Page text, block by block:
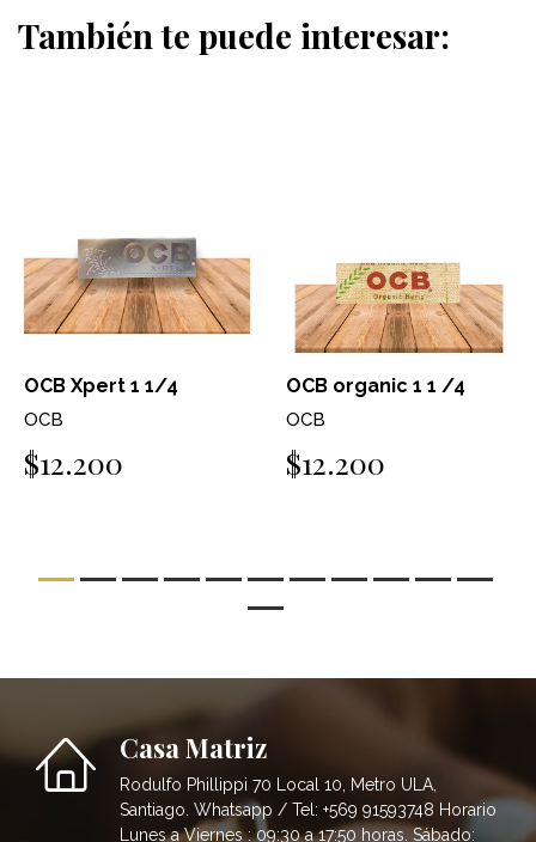
También te puede interesar:
OCB Xpert 1 1/4
OCB
$12.200
OCB organic 1 1 /4
OCB
$12.200
Casa Matriz
Rodulfo Phillippi 70 Local 10, Metro ULA,
Santiago. Whatsapp / Tel: +569 91593748 Horario
Lunes a Viernes : 09:30 a 17:50 horas. Sábado: